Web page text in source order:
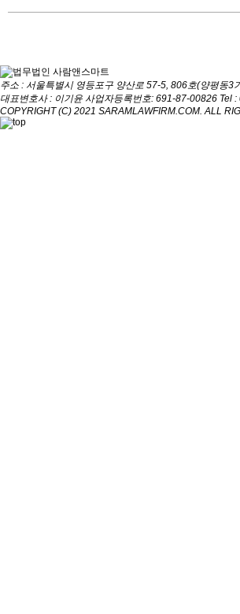
주소 : 서울특별시 영등포구 양산로 57-5, 806호(양평동3
대표변호사 : 이기윤 사업자등록번호: 691-87-00826 Tel
COPYRIGHT (C) 2021 SARAMLAWFIRM.COM. ALL